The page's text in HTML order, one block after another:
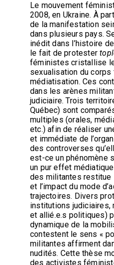
Le mouvement
2008, en Ukraine. À
de la manifestation
dans plusieurs pays.
inédit dans l’histoire
le fait de protester
féministes cristallise
sexualisation du corps
médiatisation. Ces
dans les arènes
judiciaire. Trois
Québec) sont
multiples (orales,
etc.) afin de réaliser
et immédiate de
des controverses
est-ce un phénomène
un pur effet
des militantes restitue
et l’impact du mode
trajectoires. Divers
institutions judiciaires,
et allié.e.s politiques)
dynamique de la
contestent le sens «
militantes affirment
nudités. Cette thèse
des activistes